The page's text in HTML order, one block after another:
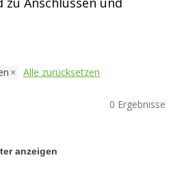
Alle zurücksetzen
0 Ergebnisse
anzeigen